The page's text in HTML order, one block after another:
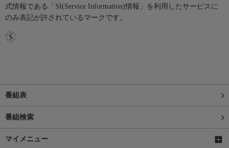
式情報である「SI(Service Information)情報」を利用したサービスに
のみ表記が許されているマークです。
番組表
番組検索
マイメニュー